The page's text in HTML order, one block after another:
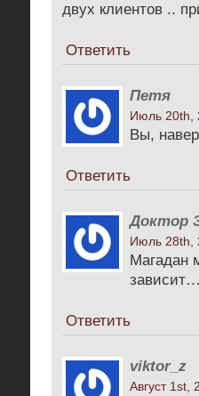
двух клиентов ..
Ответить
Петя
Июль 20th,
Вы,
Ответить
Доктор
Июль 28th,
Магадан
зависит…
Ответить
viktor_z
Август 1st,